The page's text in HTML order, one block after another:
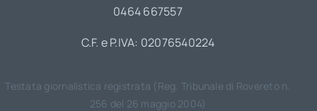
0464 667557
C.F. e P.IVA: 02076540224
Testata giornalistica registrata (Reg. Tribunale di Rovereto n.
256 del 26 maggio 2004)